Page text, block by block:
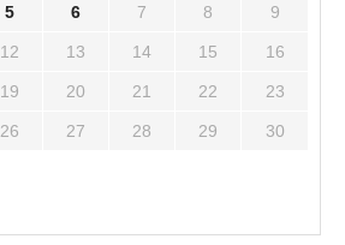
5 6 7 8 9
12 13 14 15 16
19 20 21 22 23
26 27 28 29 30